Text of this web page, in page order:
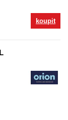
koupit